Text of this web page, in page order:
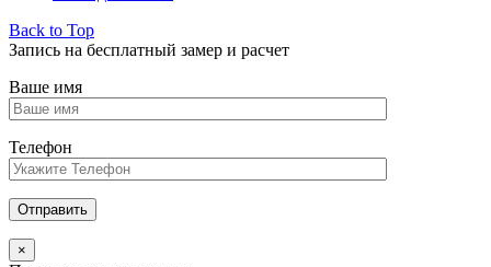
Back to Top
Запись на бесплатный замер и расчет
Ваше имя
Телефон
×